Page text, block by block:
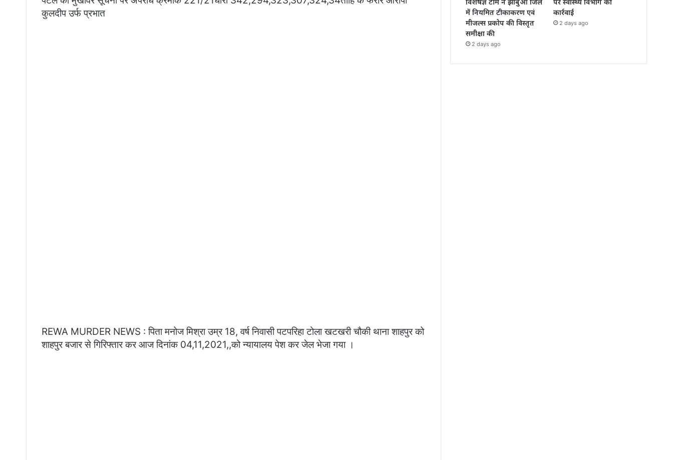
कुलदीप उर्फ प्रभात
REWA MURDER NEWS : पिता मनोज मिश्रा उम्र 18, वर्ष निवासी पटपरिहा टोला खटखरी चौकी थाना शाहपुर को
शाहपुर बजार से गिरिफ्तार कर आज दिनांक 04,11,2021,,को न्यायालय पेश कर जेल भेजा गया ।
में नियमित टीकाकरण एवं
मीजल्स प्रकोप की विस्तृत
समीक्षा की
2 days ago
कार्रवाई
2 days ago